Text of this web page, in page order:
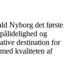
Nyborg det første
og
destination for
kvaliteten af